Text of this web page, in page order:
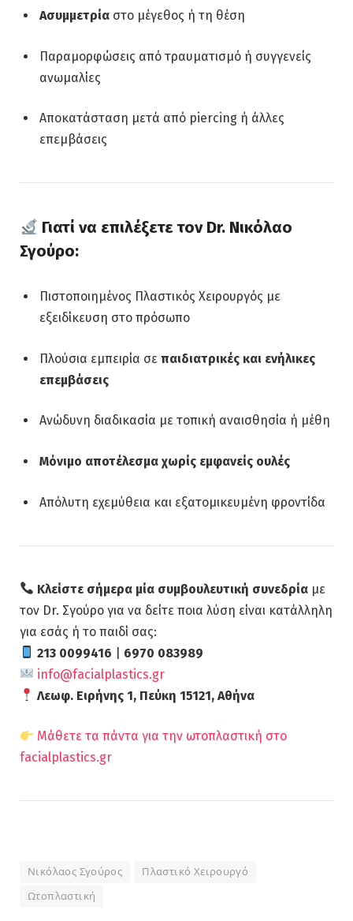
Ασυμμετρία στο μέγεθος ή τη θέση
Παραμορφώσεις από τραυματισμό ή συγγενείς
ανωμαλίες
Αποκατάσταση μετά από piercing ή άλλες
επεμβάσεις
Γιατί να επιλέξετε τον Dr. Νικόλαο
Σγούρο:
Πιστοποιημένος Πλαστικός Χειρουργός με
εξειδίκευση στο πρόσωπο
Πλούσια εμπειρία σε παιδιατρικές και ενήλικες
επεμβάσεις
Ανώδυνη διαδικασία με τοπική αναισθησία ή μέθη
Μόνιμο αποτέλεσμα χωρίς εμφανείς ουλές
Απόλυτη εχεμύθεια και εξατομικευμένη φροντίδα
Κλείστε σήμερα μία συμβουλευτική συνεδρία με
τον Dr. Σγούρο για να δείτε ποια λύση είναι κατάλληλη
για εσάς ή το παιδί σας:
213 0099416
6970 083989
info@facialplastics.gr
Λεωφ. Ειρήνης 1, Πεύκη 15121, Αθήνα
Μάθετε τα πάντα για την ωτοπλαστική στο
facialplastics.gr
Νικόλαος Σγούρος Πλαστικό Χειρουργό
Ωτοπλαστική